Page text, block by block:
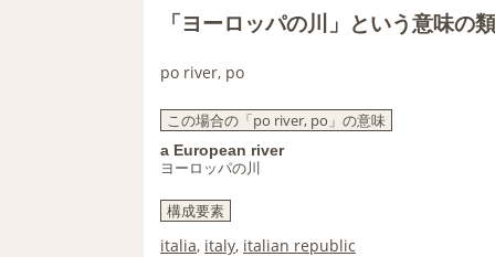
「ヨーロッパの川」という意味の
po river, po
この場合の「po river, po」の意味
a European river
ヨーロッパの川
構成要素
italia, italy, italian republic